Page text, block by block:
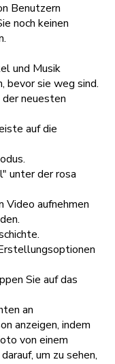
Benutzern
noch keinen
und Musik
bevor sie weg sind.
neuesten
auf die
unter der rosa
Video aufnehmen
Sie auf das
an
anzeigen, indem
von einem
um zu sehen,